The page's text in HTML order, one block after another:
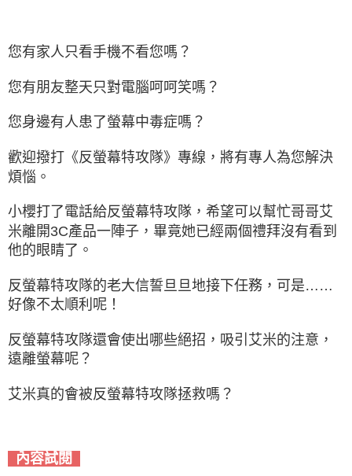
您有家人只看手機不看您嗎？
您有朋友整天只對電腦呵呵笑嗎？
您身邊有人患了螢幕中毒症嗎？
歡迎撥打《反螢幕特攻隊》專線， 將有專人為您解決
煩惱。
小櫻打了電話給反螢幕特攻隊， 希望可以幫忙哥哥艾
米離開3C產品一陣子， 畢竟她已經兩個禮拜沒有看到
他的眼睛了。
反螢幕特攻隊的老大信誓旦旦地接下任務， 可是……
好像不太順利呢！
反螢幕特攻隊還會使出哪些絕招， 吸引艾米的注意，
遠離螢幕呢？
艾米真的會被反螢幕特攻隊拯救嗎？
內容試閱